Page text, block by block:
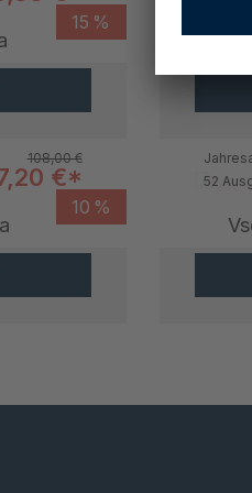
15 %
10 %
Regulärer Preis:
108,00 €
€*
52